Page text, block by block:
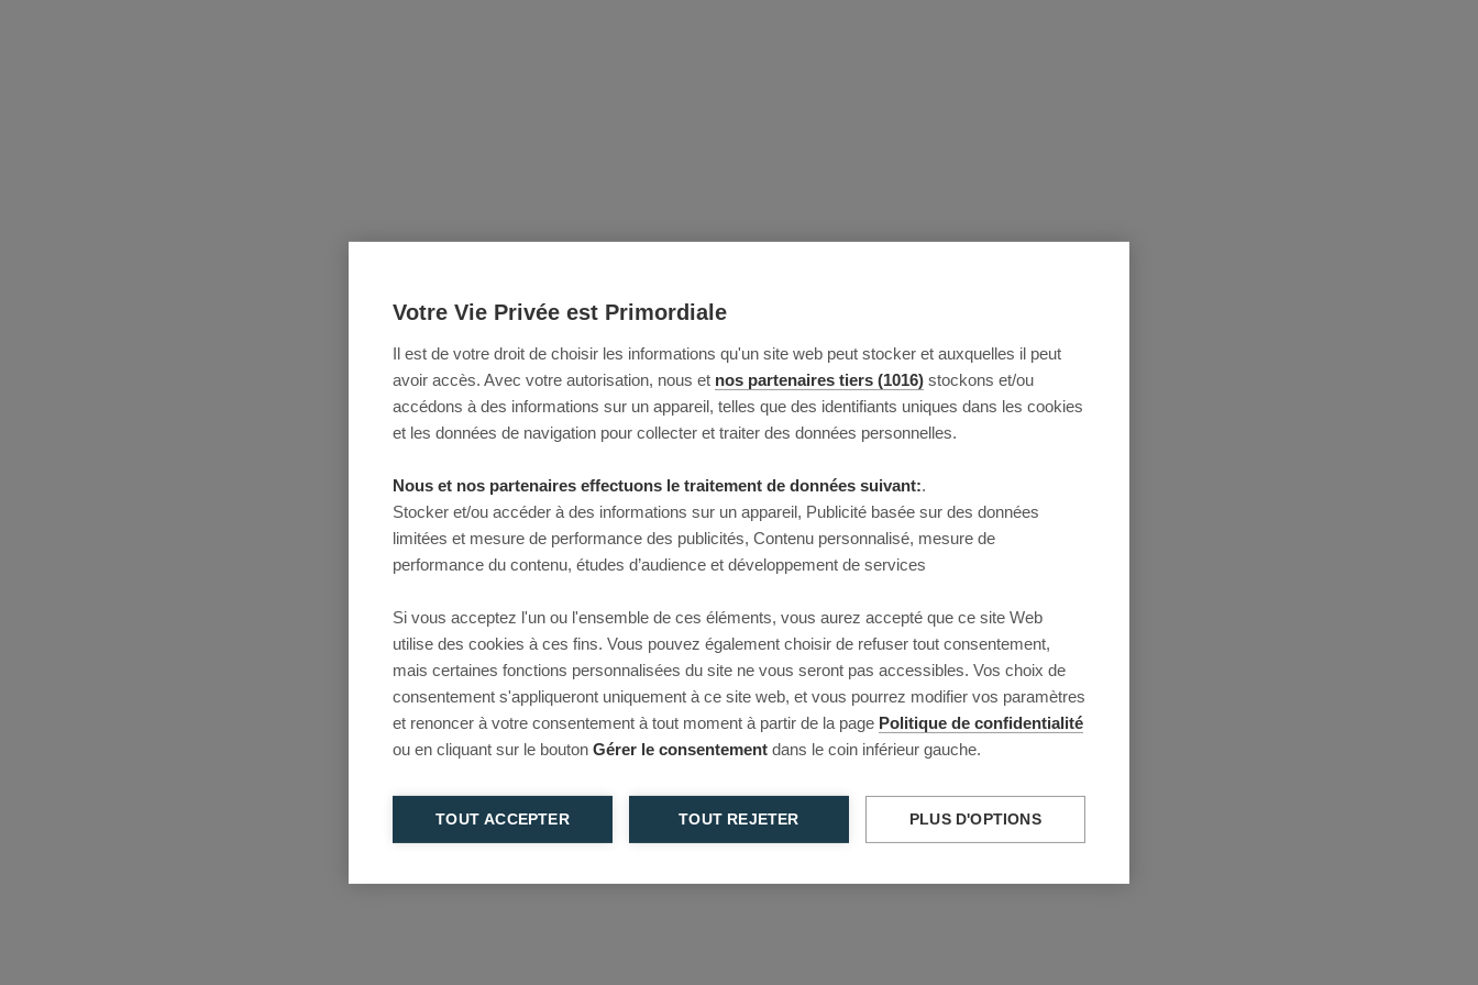
Votre Vie Privée est Primordiale
Il est de votre droit de choisir les informations qu'un site web peut stocker et auxquelles il peut
avoir accès. Avec votre autorisation, nous et nos partenaires tiers (1016) stockons et/ou
accédons à des informations sur un appareil, telles que des identifiants uniques dans les cookies
et les données de navigation pour collecter et traiter des données personnelles.
Nous et nos partenaires effectuons le traitement de données suivant:.
Stocker et/ou accéder à des informations sur un appareil, Publicité basée sur des données
limitées et mesure de performance des publicités, Contenu personnalisé, mesure de
performance du contenu, études d’audience et développement de services
Si vous acceptez l'un ou l'ensemble de ces éléments, vous aurez accepté que ce site Web
utilise des cookies à ces fins. Vous pouvez également choisir de refuser tout consentement,
mais certaines fonctions personnalisées du site ne vous seront pas accessibles. Vos choix de
consentement s'appliqueront uniquement à ce site web, et vous pourrez modifier vos paramètres
et renoncer à votre consentement à tout moment à partir de la page Politique de confidentialité
ou en cliquant sur le bouton Gérer le consentement dans le coin inférieur gauche.
TOUT ACCEPTER TOUT REJETER PLUS D'OPTIONS
This page couldn’t load
Reload to try again, or go back.
Reload Back